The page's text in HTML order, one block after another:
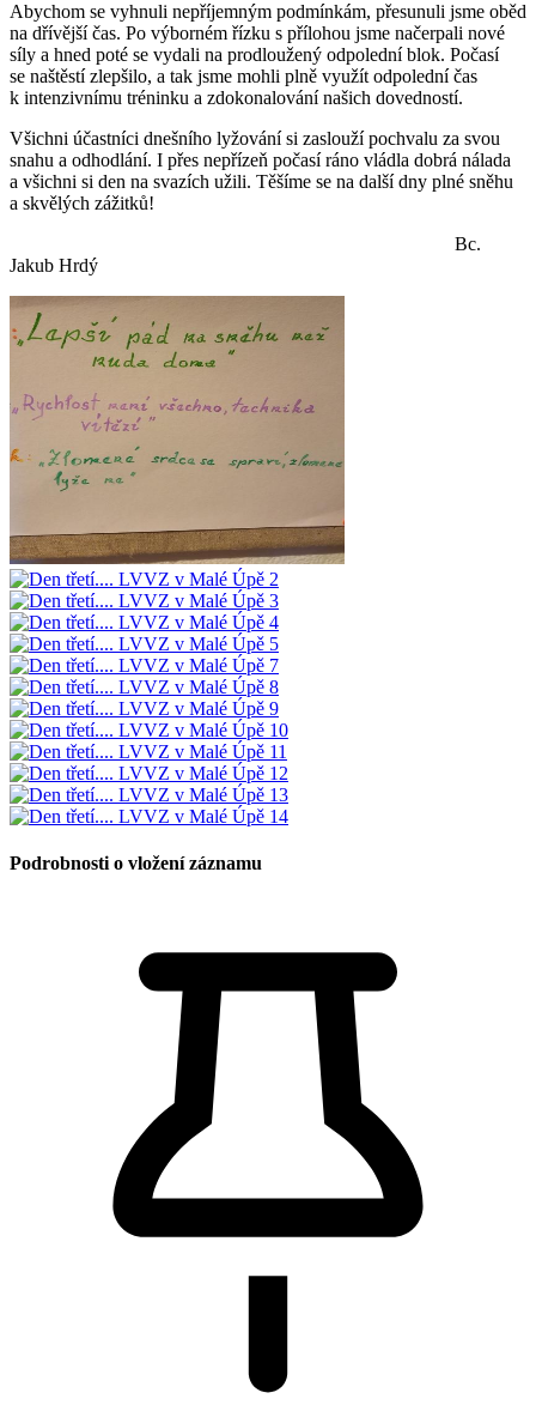
Abychom se vyhnuli nepříjemným podmínkám, přesunuli jsme oběd
na dřívější čas. Po výborném řízku s přílohou jsme načerpali nové
síly a hned poté se vydali na prodloužený odpolední blok. Počasí
se naštěstí zlepšilo, a tak jsme mohli plně využít odpolední čas
k intenzivnímu tréninku a zdokonalování našich dovedností.
Všichni účastníci dnešního lyžování si zaslouží pochvalu za svou
snahu a odhodlání. I přes nepřízeň počasí ráno vládla dobrá nálada
a všichni si den na svazích užili. Těšíme se na další dny plné sněhu
a skvělých zážitků!
Bc.
Jakub Hrdý
Podrobnosti o vložení záznamu